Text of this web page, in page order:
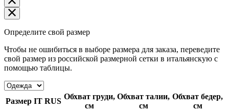
Определите свой размер
Чтобы не ошибиться в выборе размера для заказа, переведите
свой размер из российской размерной сетки в итальянскую с
помощью таблицы.
Размер IT RUS
Обхват груди,
см
Обхват талии,
см
Обхват бедер,
см